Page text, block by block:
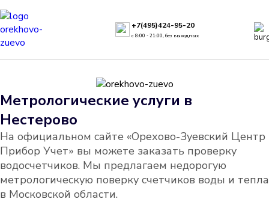
+7(495)424-95-20
с 8:00 - 21:00, без выходных
Метрологические услуги в
Нестерово
На официальном сайте «Орехово-Зуевский Центр
Прибор Учет» вы можете заказать проверку
водосчетчиков. Мы предлагаем недорогую
метрологическую поверку счетчиков воды и тепла
в Московской области.